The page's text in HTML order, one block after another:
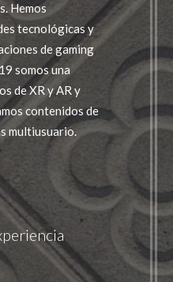
Hemos
tecnológicas y
de gaming
somos una
de XR y AR y
contenidos de
multiusuario.